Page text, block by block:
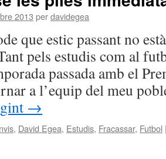
2013 perdavidegea
que estic passant no
pels estudis com al
passada amb el
a l’equip del meu
→
, David Egea, Estudis, Fracassar, Futbol